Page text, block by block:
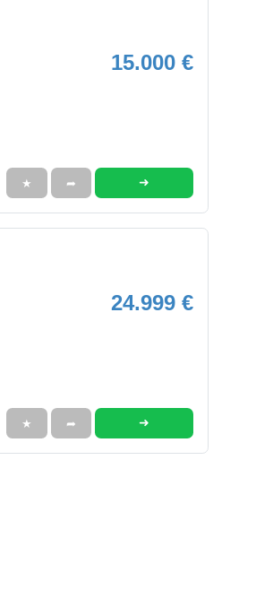
15.000 €
★ ➦ ➜
24.999 €
★ ➦ ➜